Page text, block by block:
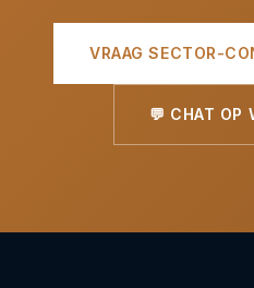
VRAAG SECTOR-
💬 CHAT OP